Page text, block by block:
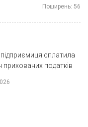
Поширень: 56
сплатила
прихованих податків